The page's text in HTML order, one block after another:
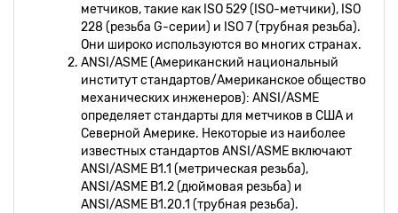
метчиков, такие как ISO 529 (ISO-метчики), ISO
228 (резьба G-серии) и ISO 7 (трубная резьба).
Они широко используются во многих странах.
ANSI/ASME (Американский национальный
институт стандартов/Американское общество
механических инженеров): ANSI/ASME
определяет стандарты для метчиков в США и
Северной Америке. Некоторые из наиболее
известных стандартов ANSI/ASME включают
ANSI/ASME B1.1 (метрическая резьба),
ANSI/ASME B1.2 (дюймовая резьба) и
ANSI/ASME B1.20.1 (трубная резьба).